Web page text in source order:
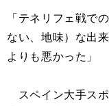
「テネリフェ戦で
ない、地味）な出
よりも悪かった」
スペイン大手ス